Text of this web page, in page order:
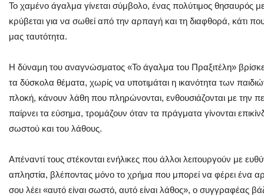
Το χαμένο άγαλμα γίνεται σύμβολο, ένας πολύτιμος θησαυρός
κρύβεται για να σωθεί από την αρπαγή και τη διαφθορά, κάτι που
μας ταυτότητα.
Η δύναμη του αναγνώσματος «Το άγαλμα του Πραξιτέλη»
τα δύσκολα θέματα, χωρίς να υποτιμάται η ικανότητα των
πλοκή, κάνουν λάθη που πληρώνονται, ενθουσιάζονται με την
παίρνει τα εύσημα, τρομάζουν όταν τα πράγματα γίνονται
σωστού και του λάθους.
Απέναντί τους στέκονται ενήλικες που άλλοι λειτουργούν με
απληστία, βλέποντας μόνο το χρήμα που μπορεί να φέρει ένα
σου λέει «αυτό είναι σωστό, αυτό είναι λάθος», ο συγγραφέας